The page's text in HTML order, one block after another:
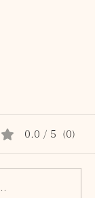
せ。か
0.0 / 5（0）